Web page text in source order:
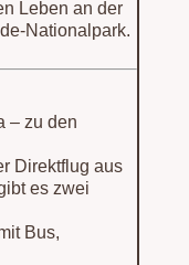
Leben an der
Nationalpark.
– zu den
Direktflug aus
es zwei
Bus,